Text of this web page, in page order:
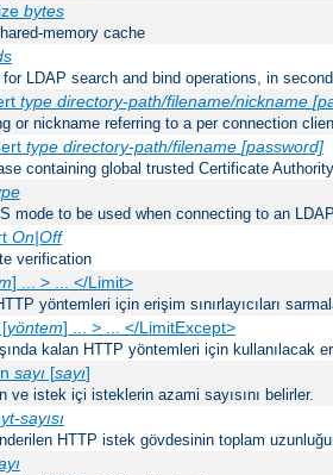
bytes
memory cache
LDAP search and bind operations, in
type directory-path/filename/nickname
or nickname referring to a per connection
type directory-path/filename [password]
containing global trusted Certificate
mode to be used when connecting to an
On|Off
verification
] ... > ... </Limit>
yöntemleri için erişim sınırlayıcıları
[yöntem] ... > ... </LimitExcept>
kalan HTTP yöntemleri için kullanılacak
sayı[sayı]
ve istek içi isteklerin azami sayısını belirler.
sayısı
HTTP istek gövdesinin toplam